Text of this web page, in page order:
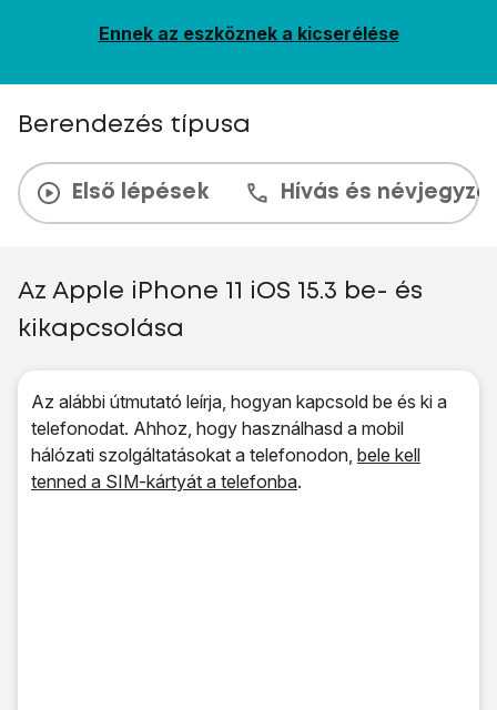
Ennek az eszköznek a kicserélése
Berendezés típusa
Első lépések Hívás és
Az Apple iPhone 11 iOS 15.3 be- és
kikapcsolása
Az alábbi útmutató leírja, hogyan kapcsold be és ki a
telefonodat. Ahhoz, hogy használhasd a mobil
hálózati szolgáltatásokat a telefonodon, bele kell
tenned a SIM-kártyát a telefonba.